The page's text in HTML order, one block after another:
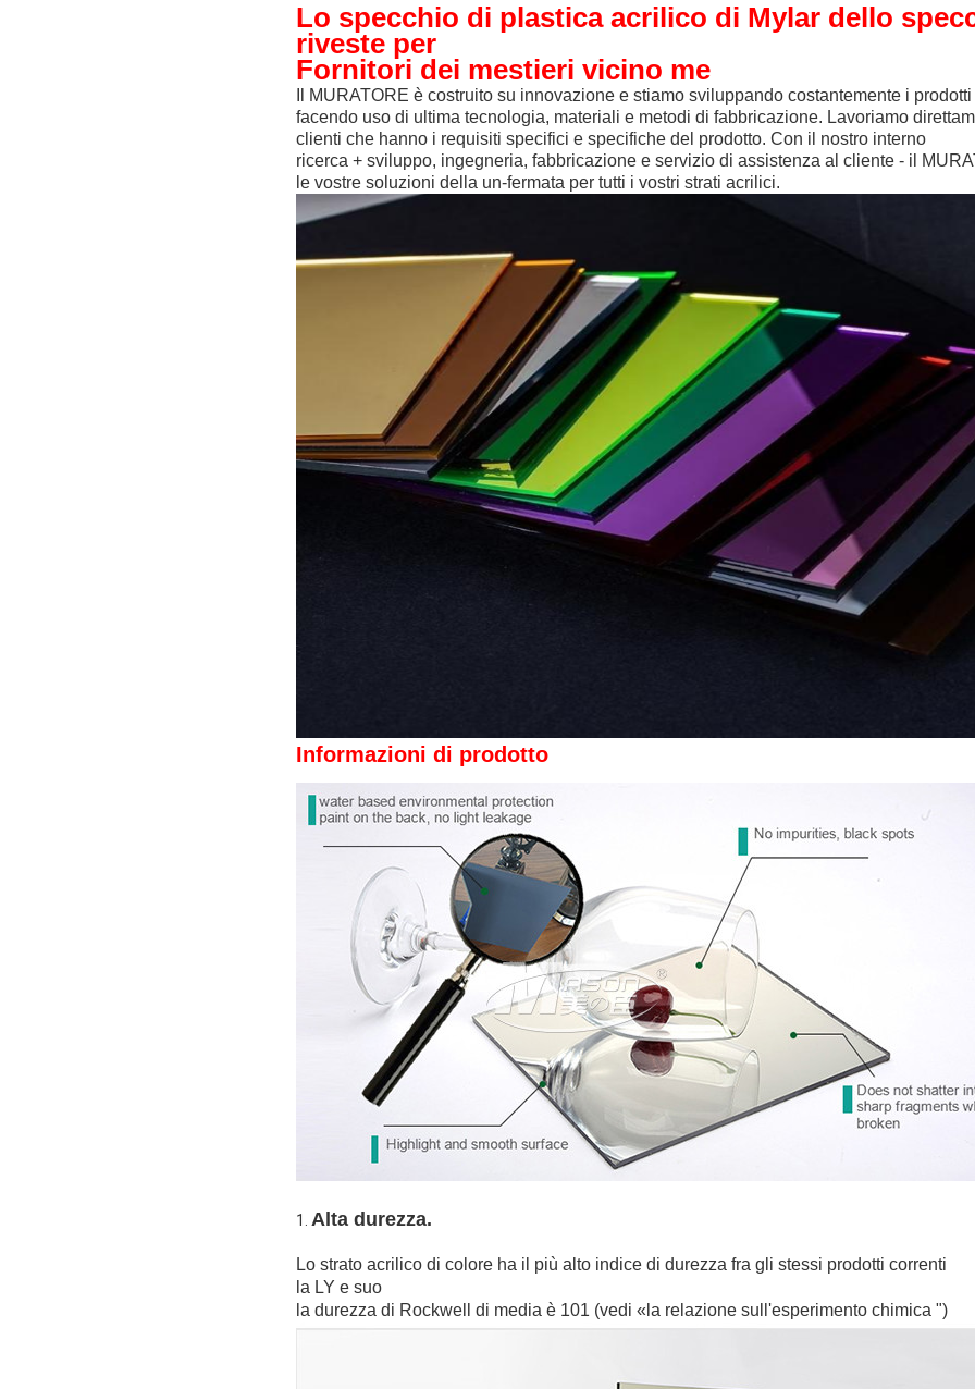
Lo specchio di plastica acrilico di Mylar dello
riveste per
Fornitori dei mestieri vicino me
Il MURATORE è costruito su innovazione e stiamo sviluppando costantemente i
facendo uso di ultima tecnologia, materiali e metodi di fabbricazione. Lavoriamo
clienti che hanno i requisiti specifici e specifiche del prodotto. Con il nostro interno
ricerca + sviluppo, ingegneria, fabbricazione e servizio di assistenza al cliente - il
le vostre soluzioni della un-fermata per tutti i vostri strati acrilici.
Informazioni di prodotto
1. Alta durezza.
Lo strato acrilico di colore ha il più alto indice di durezza fra gli stessi prodotti correnti
la LY e suo
la durezza di Rockwell di media è 101 (vedi «la relazione sull'esperimento chimica ")